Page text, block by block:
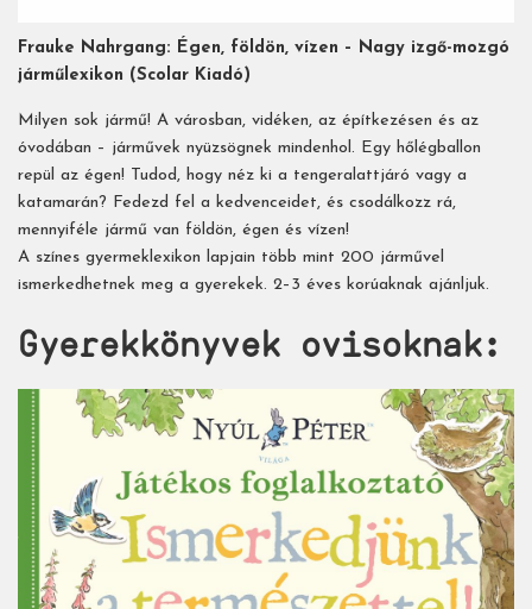
Frauke Nahrgang: Égen, földön, vízen – Nagy izgő-mozgó
járműlexikon (Scolar Kiadó)
Milyen sok jármű! A városban, vidéken, az építkezésen és az
óvodában – járművek nyüzsögnek mindenhol. Egy hőlégballon
repül az égen! Tudod, hogy néz ki a tengeralattjáró vagy a
katamarán? Fedezd fel a kedvenceidet, és csodálkozz rá,
mennyiféle jármű van földön, égen és vízen!
A színes gyermeklexikon lapjain több mint 200 járművel
ismerkedhetnek meg a gyerekek. 2–3 éves korúaknak ajánljuk.
Gyerekkönyvek ovisoknak: